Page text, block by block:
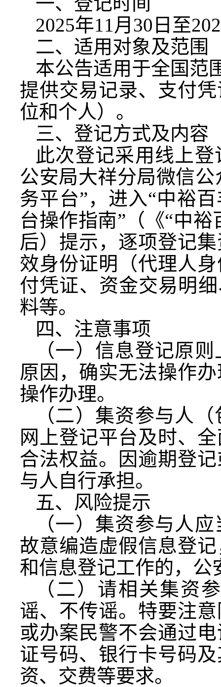
2025年11月30日至
二、适用对象及范围
本公告适用于全国范
提供交易记录、支付
位和个人）。
三、登记方式及内容
此次登记采用线上
公安局大祥分局微信
务平台”，进入“中裕
台操作指南”（《“中
后）提示，逐项登记
效身份证明（代理人
付凭证、资金交易明
料等。
四、注意事项
（一）信息登记原
原因，确实无法操作
操作办理。
（二）集资参与人
网上登记平台及时、
合法权益。因逾期登
与人自行承担。
五、风险提示
（一）集资参与人
故意编造虚假信息登
和信息登记工作的，公
（二）请相关集资
谣、不传谣。特要注
或办案民警不会通过
证号码、银行卡号码
资、交费等要求。